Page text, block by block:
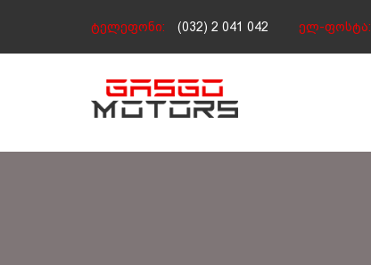
ტელეფონი: (032) 2 041 042 ელ-ფოსტა: